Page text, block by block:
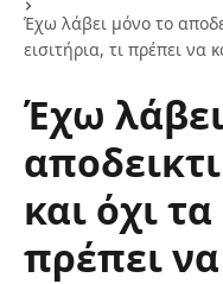
Έχω λάβει μόνο το
εισιτήρια, τι πρέπει να
Έχω
και όχι τα
πρέπει